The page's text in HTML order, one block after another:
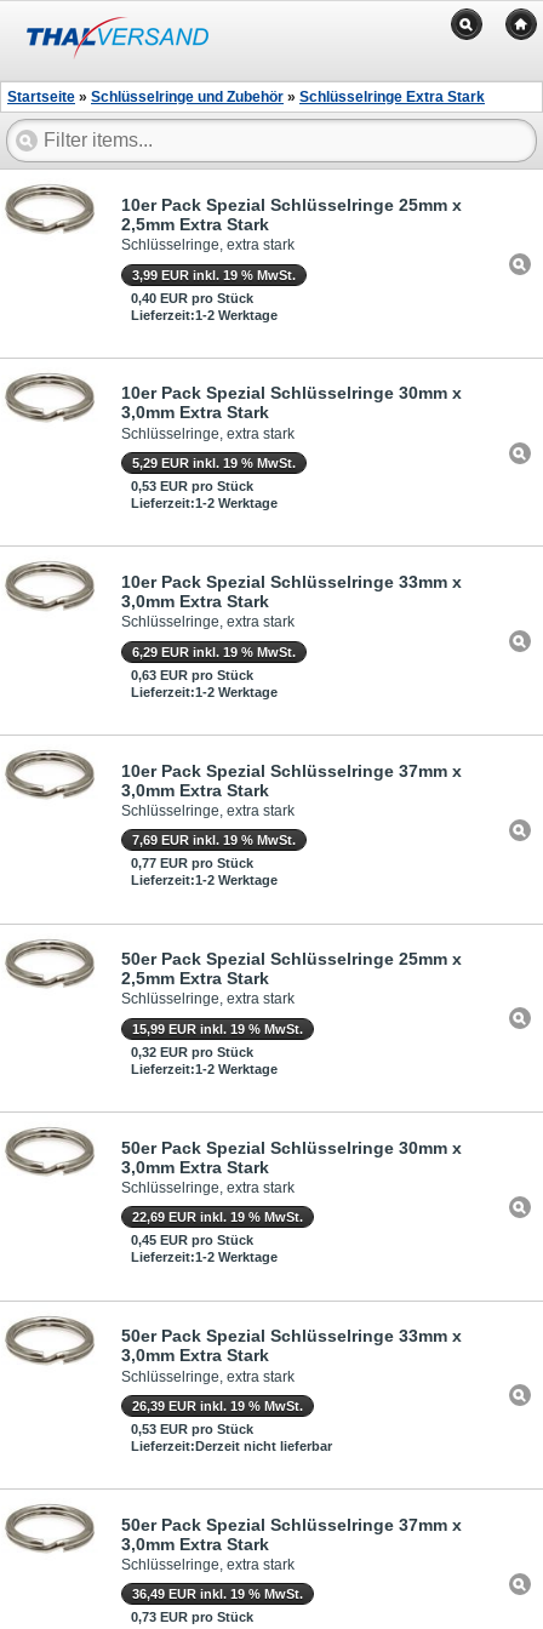
Startseite » Schlüsselringe und Zubehör » Schlüsselringe Extra Stark
10er Pack Spezial Schlüsselringe 25mm x
2,5mm Extra Stark
Schlüsselringe, extra stark
3,99 EUR inkl. 19 % MwSt.
0,40 EUR pro Stück
Lieferzeit:1-2 Werktage
10er Pack Spezial Schlüsselringe 30mm x
3,0mm Extra Stark
Schlüsselringe, extra stark
5,29 EUR inkl. 19 % MwSt.
0,53 EUR pro Stück
Lieferzeit:1-2 Werktage
10er Pack Spezial Schlüsselringe 33mm x
3,0mm Extra Stark
Schlüsselringe, extra stark
6,29 EUR inkl. 19 % MwSt.
0,63 EUR pro Stück
Lieferzeit:1-2 Werktage
10er Pack Spezial Schlüsselringe 37mm x
3,0mm Extra Stark
Schlüsselringe, extra stark
7,69 EUR inkl. 19 % MwSt.
0,77 EUR pro Stück
Lieferzeit:1-2 Werktage
50er Pack Spezial Schlüsselringe 25mm x
2,5mm Extra Stark
Schlüsselringe, extra stark
15,99 EUR inkl. 19 % MwSt.
0,32 EUR pro Stück
Lieferzeit:1-2 Werktage
50er Pack Spezial Schlüsselringe 30mm x
3,0mm Extra Stark
Schlüsselringe, extra stark
22,69 EUR inkl. 19 % MwSt.
0,45 EUR pro Stück
Lieferzeit:1-2 Werktage
50er Pack Spezial Schlüsselringe 33mm x
3,0mm Extra Stark
Schlüsselringe, extra stark
26,39 EUR inkl. 19 % MwSt.
0,53 EUR pro Stück
Lieferzeit:Derzeit nicht lieferbar
50er Pack Spezial Schlüsselringe 37mm x
3,0mm Extra Stark
Schlüsselringe, extra stark
36,49 EUR inkl. 19 % MwSt.
0,73 EUR pro Stück